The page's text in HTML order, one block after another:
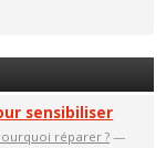
sensibiliser
réparer ? —